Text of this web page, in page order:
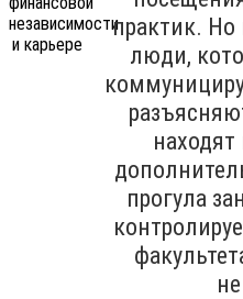
практик. Но
люди,
прогула